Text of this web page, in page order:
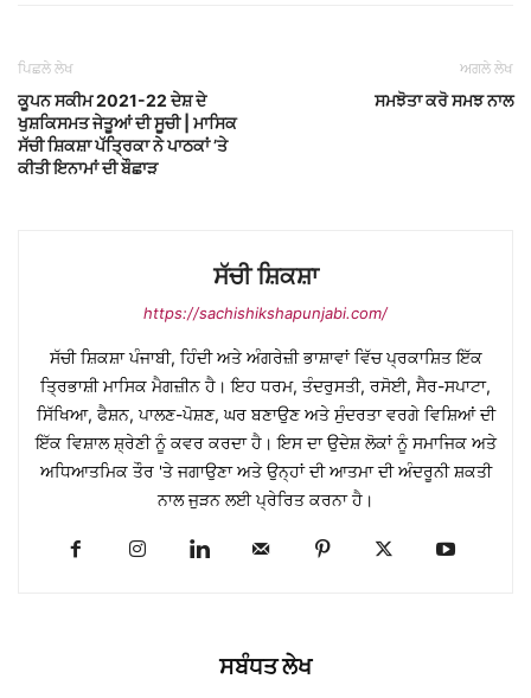
ਪਿਛਲੇ ਲੇਖ
ਕੂਪਨ ਸਕੀਮ 2021-22 ਦੇਸ਼ ਦੇ
ਖੁਸ਼ਕਿਸਮਤ ਜੇਤੂਆਂ ਦੀ ਸੂਚੀ | ਮਾਸਿਕ
ਸੱਚੀ ਸ਼ਿਕਸ਼ਾ ਪੱਤ੍ਰਿਕਾ ਨੇ ਪਾਠਕਾਂ ’ਤੇ
ਕੀਤੀ ਇਨਾਮਾਂ ਦੀ ਬੌਛਾੜ
ਅਗਲੇ ਲੇਖ
ਸਮਝੋਤਾ ਕਰੋ ਸਮਝ ਨਾਲ
ਸੱਚੀ ਸ਼ਿਕਸ਼ਾ
https://sachishikshapunjabi.com/
ਸੱਚੀ ਸ਼ਿਕਸ਼ਾ ਪੰਜਾਬੀ, ਹਿੰਦੀ ਅਤੇ ਅੰਗਰੇਜ਼ੀ ਭਾਸ਼ਾਵਾਂ ਵਿੱਚ ਪ੍ਰਕਾਸ਼ਿਤ ਇੱਕ
ਤ੍ਰਿਭਾਸ਼ੀ ਮਾਸਿਕ ਮੈਗਜ਼ੀਨ ਹੈ। ਇਹ ਧਰਮ, ਤੰਦਰੁਸਤੀ, ਰਸੋਈ, ਸੈਰ-ਸਪਾਟਾ,
ਸਿੱਖਿਆ, ਫੈਸ਼ਨ, ਪਾਲਣ-ਪੋਸ਼ਣ, ਘਰ ਬਣਾਉਣ ਅਤੇ ਸੁੰਦਰਤਾ ਵਰਗੇ ਵਿਸ਼ਿਆਂ ਦੀ
ਇੱਕ ਵਿਸ਼ਾਲ ਸ਼੍ਰੇਣੀ ਨੂੰ ਕਵਰ ਕਰਦਾ ਹੈ। ਇਸ ਦਾ ਉਦੇਸ਼ ਲੋਕਾਂ ਨੂੰ ਸਮਾਜਿਕ ਅਤੇ
ਅਧਿਆਤਮਿਕ ਤੌਰ 'ਤੇ ਜਗਾਉਣਾ ਅਤੇ ਉਨ੍ਹਾਂ ਦੀ ਆਤਮਾ ਦੀ ਅੰਦਰੂਨੀ ਸ਼ਕਤੀ
ਨਾਲ ਜੁੜਨ ਲਈ ਪ੍ਰੇਰਿਤ ਕਰਨਾ ਹੈ।
ਸਬੰਧਤ ਲੇਖ